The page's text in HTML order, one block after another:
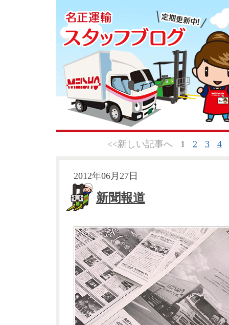
<<新しい記事へ 1 2 3 4
2012年06月27日
新聞報道